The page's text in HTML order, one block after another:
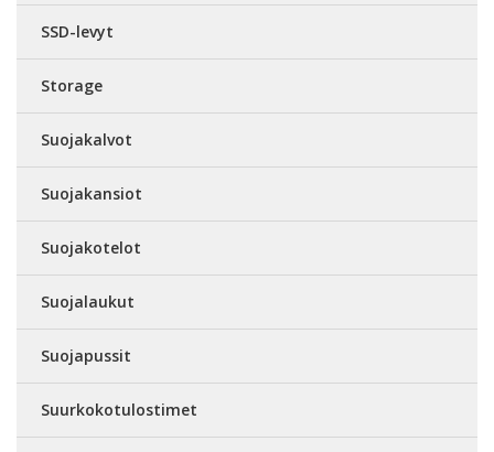
SSD-levyt
Storage
Suojakalvot
Suojakansiot
Suojakotelot
Suojalaukut
Suojapussit
Suurkokotulostimet